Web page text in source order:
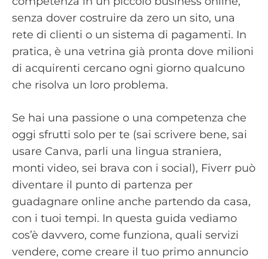
senza dover costruire da zero un sito, una
rete di clienti o un sistema di pagamenti. In
pratica, è una vetrina già pronta dove milioni
di acquirenti cercano ogni giorno qualcuno
che risolva un loro problema.
Se hai una passione o una competenza che
oggi sfrutti solo per te (sai scrivere bene, sai
usare Canva, parli una lingua straniera,
monti video, sei brava con i social), Fiverr può
diventare il punto di partenza per
guadagnare online anche partendo da casa,
con i tuoi tempi. In questa guida vediamo
cos’è davvero, come funziona, quali servizi
vendere, come creare il tuo primo annuncio